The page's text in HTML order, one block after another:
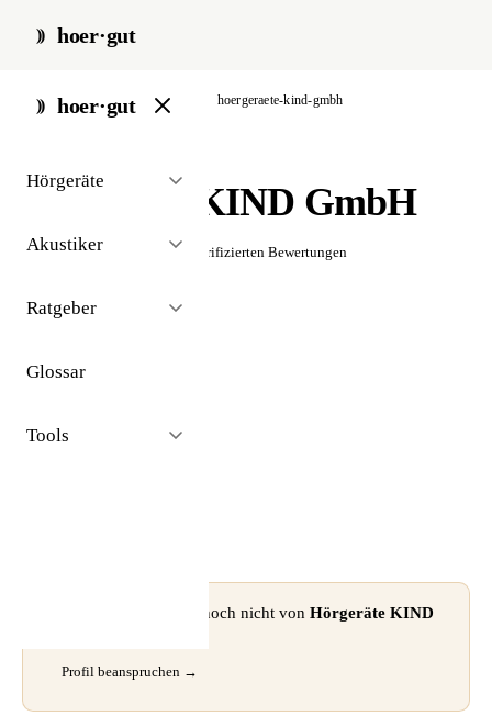
hoer·gut
hoer·gut
Hörgeräte
Akustiker
Ratgeber
Glossar
Tools
start / akustiker / hamburg hoergeraete-kind-gmbh
Hörgeräte KIND GmbH
☆☆☆☆☆ Noch keine verifizierten Bewertungen
⚠ Dieses Profil wurde noch nicht von Hörgeräte KIND
Profil beanspruchen →